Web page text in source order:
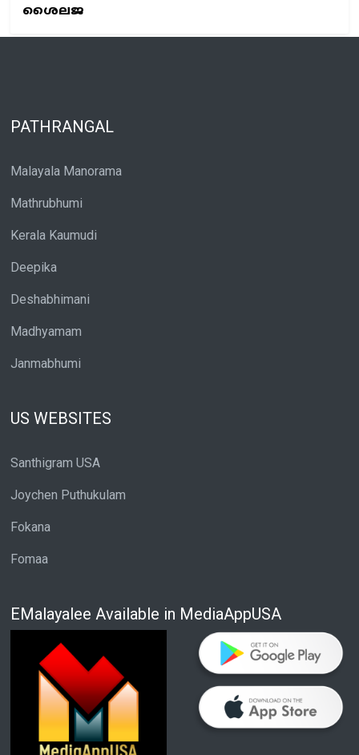
ശൈലജ
PATHRANGAL
Malayala Manorama
Mathrubhumi
Kerala Kaumudi
Deepika
Deshabhimani
Madhyamam
Janmabhumi
US WEBSITES
Santhigram USA
Joychen Puthukulam
Fokana
Fomaa
EMalayalee Available in MediaAppUSA